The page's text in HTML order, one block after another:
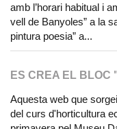
amb l’horari habitual i
vell de Banyoles” a la
pintura poesia” a...
ES CREA EL BLOC
Aquesta web que
del curs d'horticultura